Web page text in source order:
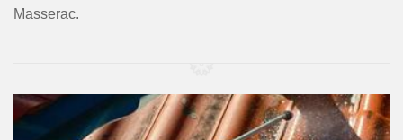
Masserac.